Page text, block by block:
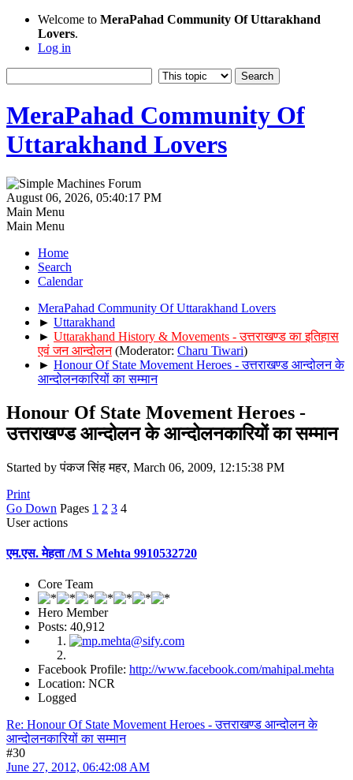
Welcome to MeraPahad Community Of Uttarakhand
Lovers.
Log in
MeraPahad Community Of
Uttarakhand Lovers
August 06, 2026, 05:40:17 PM
Main Menu
Main Menu
Home
Search
Calendar
MeraPahad Community Of Uttarakhand Lovers
► Uttarakhand
► Uttarakhand History & Movements - उत्तराखण्ड का इतिहास
एवं जन आन्दोलन (Moderator: Charu Tiwari)
► Honour Of State Movement Heroes - उत्तराखण्ड आन्दोलन के
आन्दोलनकारियों का सम्मान
Honour Of State Movement Heroes -
उत्तराखण्ड आन्दोलन के आन्दोलनकारियों का सम्मान
Started by पंकज सिंह महर, March 06, 2009, 12:15:38 PM
Print
Go Down Pages 1 2 3 4
User actions
एम.एस. मेहता /M S Mehta 9910532720
Core Team
Hero Member
Posts: 40,912
Facebook Profile: http://www.facebook.com/mahipal.mehta
Location: NCR
Logged
Re: Honour Of State Movement Heroes - उत्तराखण्ड आन्दोलन के
आन्दोलनकारियों का सम्मान
#30
June 27, 2012, 06:42:08 AM